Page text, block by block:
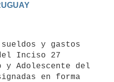
Inciso 27
Adolescente del
en forma